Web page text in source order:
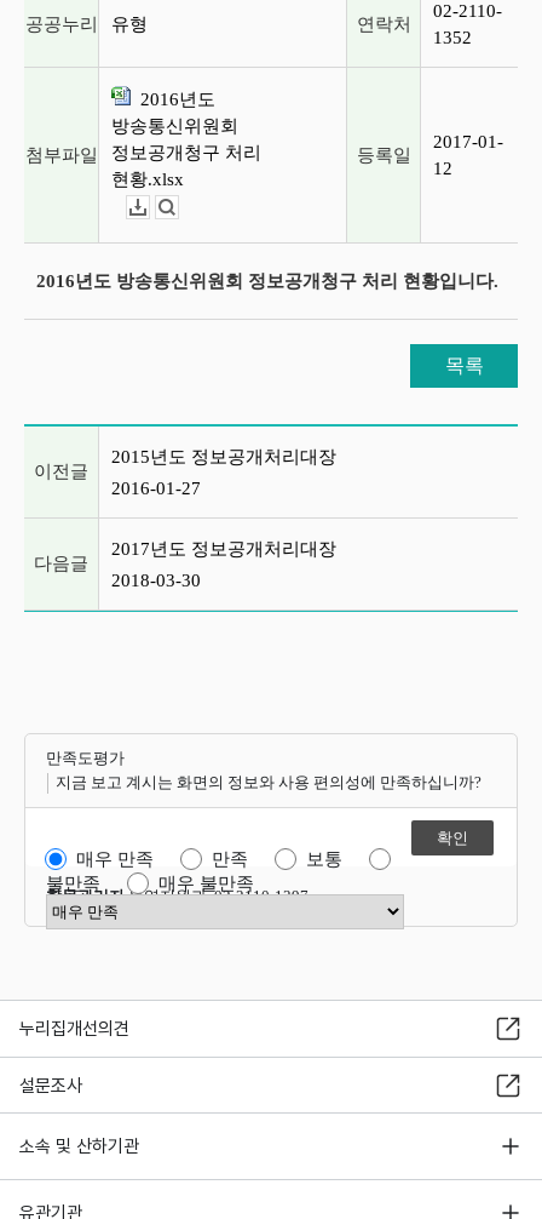
공공누리 유형 연락처
02-2110-
1352
첨부파일
2016년도
방송통신위원회
정보공개청구 처리
현황.xlsx
등록일
2017-01-
12
2016년도 방송통신위원회 정보공개청구 처리 현황입니다.
목록
이전글
2015년도 정보공개처리대장
2016-01-27
다음글
2017년도 정보공개처리대장
2018-03-30
만족도평가
지금 보고 계시는 화면의 정보와 사용 편의성에 만족하십니까?
매우 만족 만족
보통
불만족
매우 불만족
만족도 점수 선택
항목관리자운영지원과 02-2110-1397
누리집개선의견
설문조사
소속 및 산하기관
유관기관